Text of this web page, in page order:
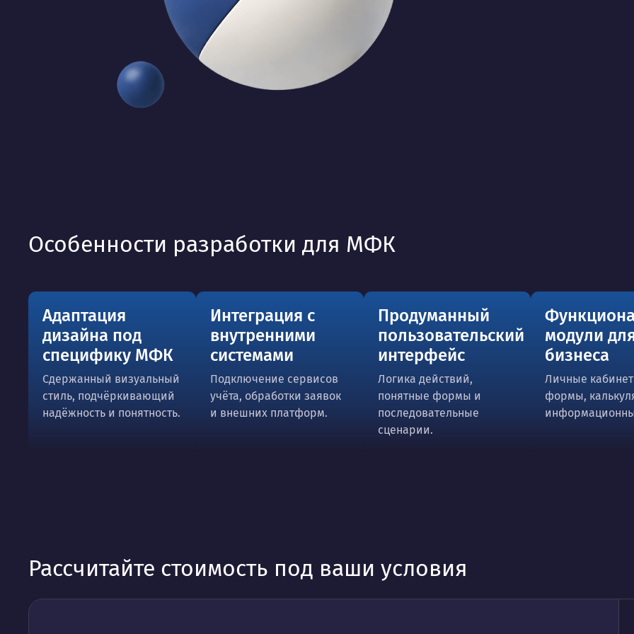
Особенности разработки для МФК
Адаптация
дизайна под
специфику МФК
Сдержанный визуальный
стиль, подчёркивающий
надёжность и понятность.
Интеграция с
внутренними
системами
Подключение сервисов
учёта, обработки заявок
и внешних платформ.
Продуманный
пользовательский
интерфейс
Логика действий,
понятные формы и
последовательные
сценарии.
модули
бизнеса
Личные
формы,
Рассчитайте стоимость под ваши условия